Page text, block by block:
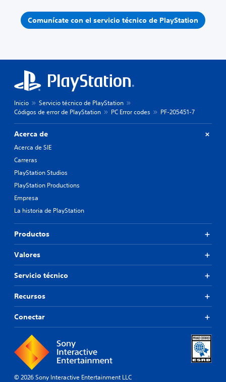
Comunícate con el servicio técnico de PlayStation
Inicio
Servicio técnico de PlayStation
Códigos de error de PlayStation
PC Error codes PF-205451-7
Acerca de
Acerca de SIE
Carreras
PlayStation Studios
PlayStation Productions
Empresa
La historia de PlayStation
Productos
Valores
Servicio técnico
Recursos
Conectar
© 2026 Sony Interactive Entertainment LLC